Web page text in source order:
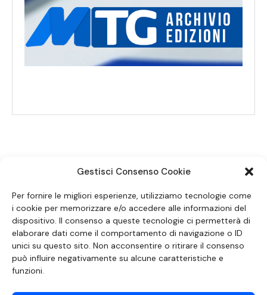
Gestisci Consenso Cookie
Per fornire le migliori esperienze, utilizziamo tecnologie come
i cookie per memorizzare e/o accedere alle informazioni del
dispositivo. Il consenso a queste tecnologie ci permetterà di
elaborare dati come il comportamento di navigazione o ID
unici su questo sito. Non acconsentire o ritirare il consenso
può influire negativamente su alcune caratteristiche e
funzioni.
SEGUICI SUI SOCIAL